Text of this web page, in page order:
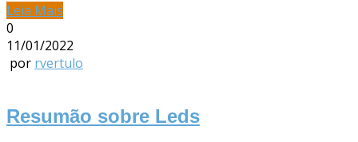
Leia Mais
0
11/01/2022
por rvertulo
Resumão sobre Leds